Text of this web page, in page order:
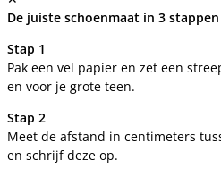
De juiste schoenmaat in 3 stappen
Stap 1
Pak een vel papier en zet een
en voor je grote teen.
Stap 2
Meet de afstand in centimeters
en schrijf deze op.